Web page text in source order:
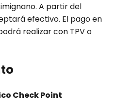
A partir del
efectivo. El pago en
realizar con TPV o
Check Point